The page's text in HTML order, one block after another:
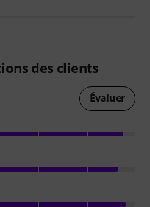
des clients
Évaluer